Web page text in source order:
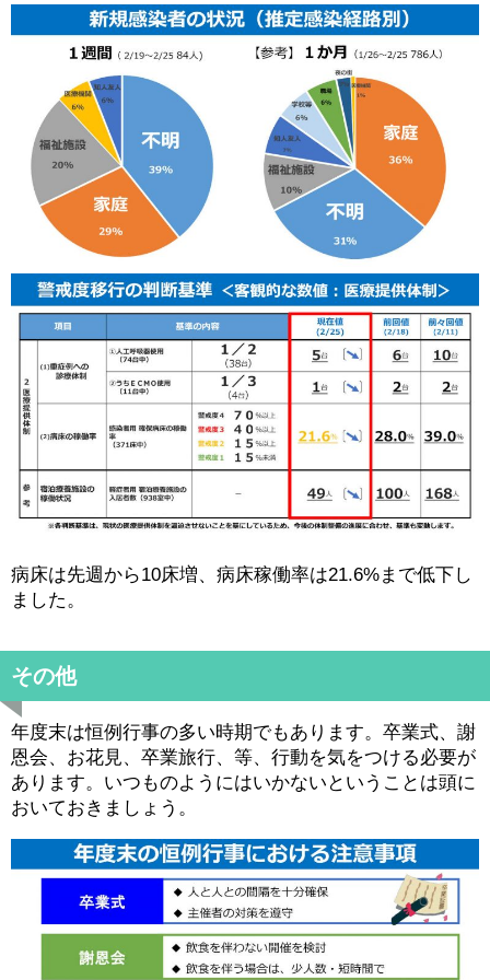
病床は先週から10床増、病床稼働率は21.6%まで低下し
ました。
その他
年度末は恒例行事の多い時期でもあります。卒業式、謝
恩会、お花見、卒業旅行、等、行動を気をつける必要が
あります。いつものようにはいかないということは頭に
おいておきましょう。